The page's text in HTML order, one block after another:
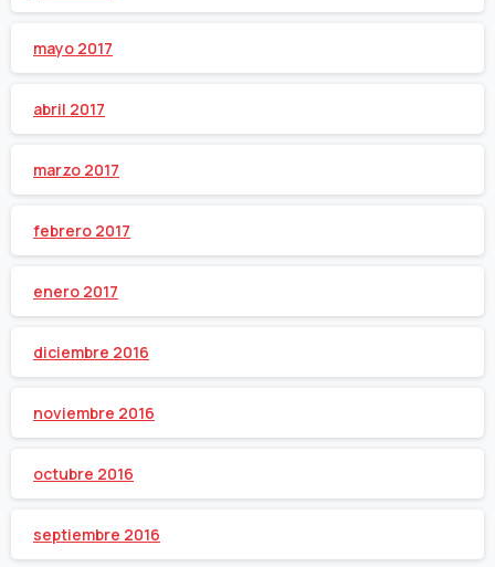
mayo 2017
abril 2017
marzo 2017
febrero 2017
enero 2017
diciembre 2016
noviembre 2016
octubre 2016
septiembre 2016